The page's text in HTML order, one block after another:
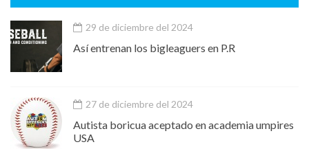
29 de diciembre del 2024
Así entrenan los bigleaguers en P.R
27 de diciembre del 2024
Autista boricua aceptado en academia umpires
USA